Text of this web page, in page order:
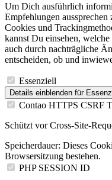
Um Dich ausführlich
Empfehlungen
Cookies und
kannst Du einsehen,
auch durch nachträgliche
entscheiden, ob und
Essenziell
Details einblenden für
Contao HTTPS CSRF
Schützt vor Cross-Site-
Speicherdauer: Dieses
Browsersitzung bestehen.
PHP SESSION ID